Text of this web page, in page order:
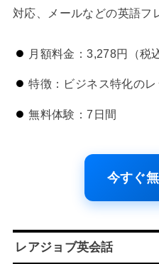
対応、メールなどの英語フ
月額料金：3,278円（税
特徴：ビジネス特化の
無料体験：7日間
今すぐ
レアジョブ英会話